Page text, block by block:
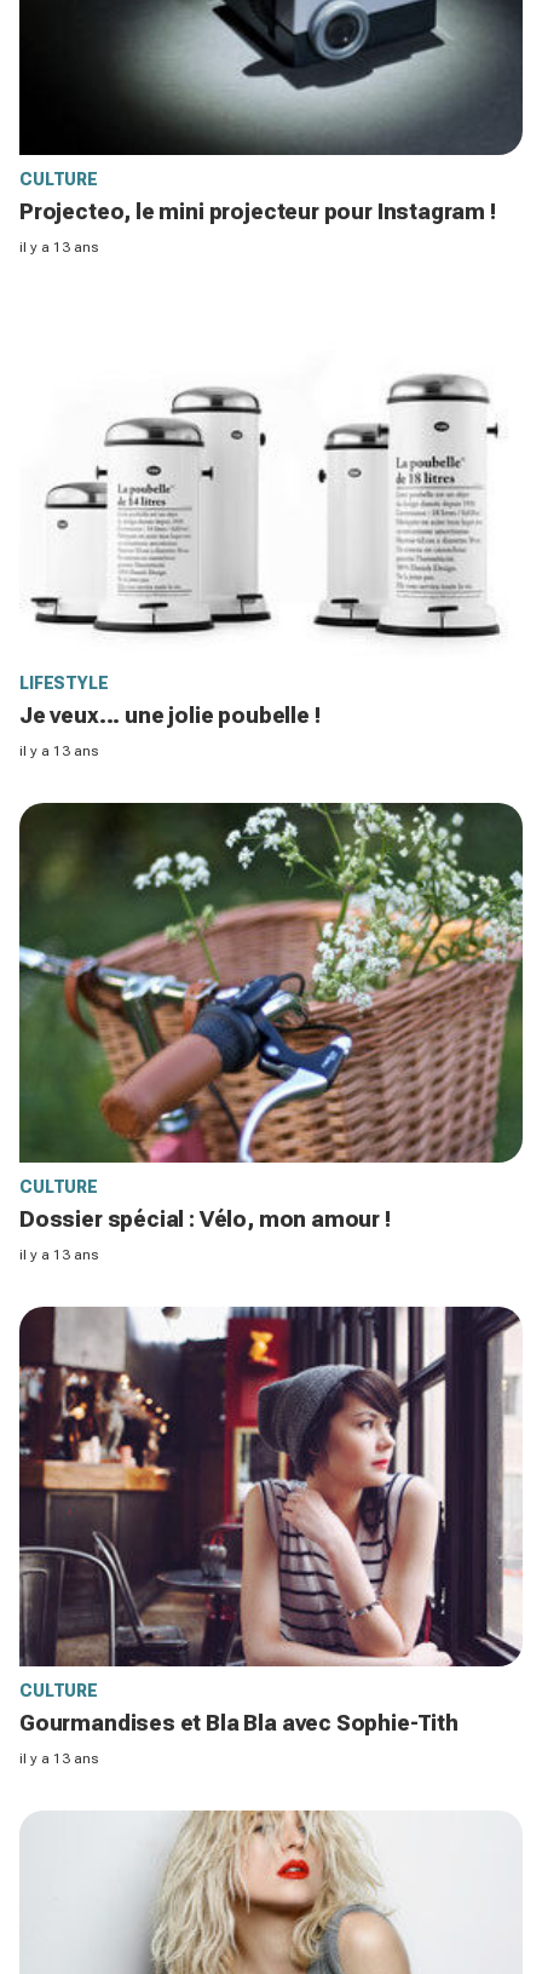
CULTURE
Projecteo, le mini projecteur pour Instagram !
il y a 13 ans
LIFESTYLE
Je veux... une jolie poubelle !
il y a 13 ans
CULTURE
Dossier spécial : Vélo, mon amour !
il y a 13 ans
CULTURE
Gourmandises et Bla Bla avec Sophie-Tith
il y a 13 ans